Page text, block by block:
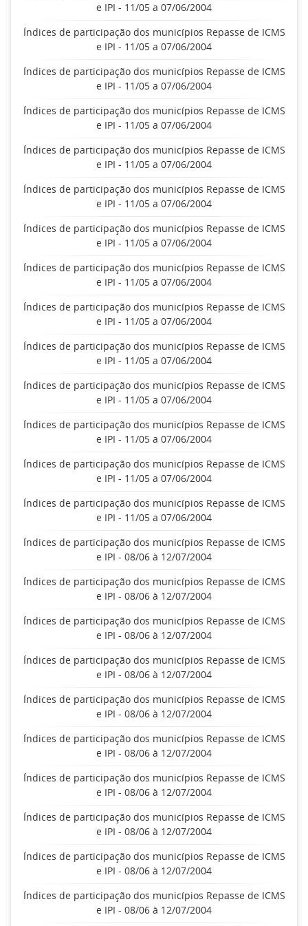
e IPI - 11/05 a 07/06/2004
Índices de participação dos municípios Repasse de ICMS
e IPI - 11/05 a 07/06/2004
Índices de participação dos municípios Repasse de ICMS
e IPI - 11/05 a 07/06/2004
Índices de participação dos municípios Repasse de ICMS
e IPI - 11/05 a 07/06/2004
Índices de participação dos municípios Repasse de ICMS
e IPI - 11/05 a 07/06/2004
Índices de participação dos municípios Repasse de ICMS
e IPI - 11/05 a 07/06/2004
Índices de participação dos municípios Repasse de ICMS
e IPI - 11/05 a 07/06/2004
Índices de participação dos municípios Repasse de ICMS
e IPI - 11/05 a 07/06/2004
Índices de participação dos municípios Repasse de ICMS
e IPI - 11/05 a 07/06/2004
Índices de participação dos municípios Repasse de ICMS
e IPI - 11/05 a 07/06/2004
Índices de participação dos municípios Repasse de ICMS
e IPI - 11/05 a 07/06/2004
Índices de participação dos municípios Repasse de ICMS
e IPI - 11/05 a 07/06/2004
Índices de participação dos municípios Repasse de ICMS
e IPI - 11/05 a 07/06/2004
Índices de participação dos municípios Repasse de ICMS
e IPI - 11/05 a 07/06/2004
Índices de participação dos municípios Repasse de ICMS
e IPI - 08/06 à 12/07/2004
Índices de participação dos municípios Repasse de ICMS
e IPI - 08/06 à 12/07/2004
Índices de participação dos municípios Repasse de ICMS
e IPI - 08/06 à 12/07/2004
Índices de participação dos municípios Repasse de ICMS
e IPI - 08/06 à 12/07/2004
Índices de participação dos municípios Repasse de ICMS
e IPI - 08/06 à 12/07/2004
Índices de participação dos municípios Repasse de ICMS
e IPI - 08/06 à 12/07/2004
Índices de participação dos municípios Repasse de ICMS
e IPI - 08/06 à 12/07/2004
Índices de participação dos municípios Repasse de ICMS
e IPI - 08/06 à 12/07/2004
Índices de participação dos municípios Repasse de ICMS
e IPI - 08/06 à 12/07/2004
Índices de participação dos municípios Repasse de ICMS
e IPI - 08/06 à 12/07/2004